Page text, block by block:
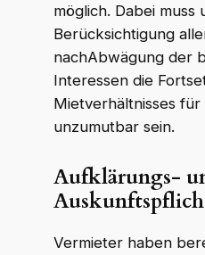
möglich. Dabei muss
Berücksichtigung
nachAbwägung der
Interessen die
Mietverhältnisses
unzumutbar sein.
Aufklärungs-
Vermieter haben